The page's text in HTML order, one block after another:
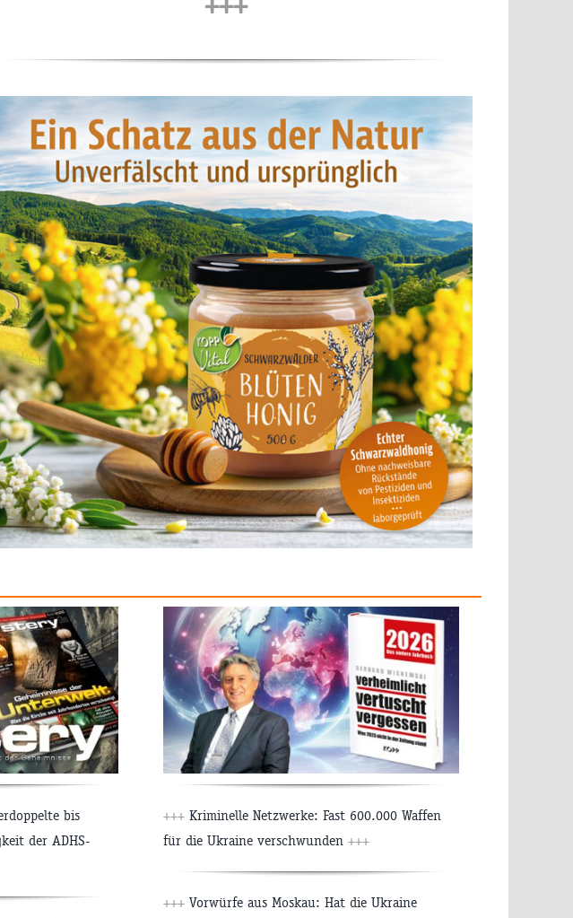
bis
der ADHS-
+++ Kriminelle Netzwerke: Fast 600.000 Waffen
für die Ukraine verschwunden +++
+++ Vorwürfe aus Moskau: Hat die Ukraine